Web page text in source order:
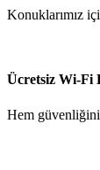
Konuklarımız
Ücretsiz Wi‑Fi
Hem